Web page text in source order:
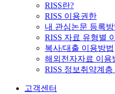
RISS란?
RISS 이용권한
내 관심논문 등록방
RISS 자료 유형별
복사/대출 이용방법
해외전자자료 이용
RISS 정보취약계
고객센터